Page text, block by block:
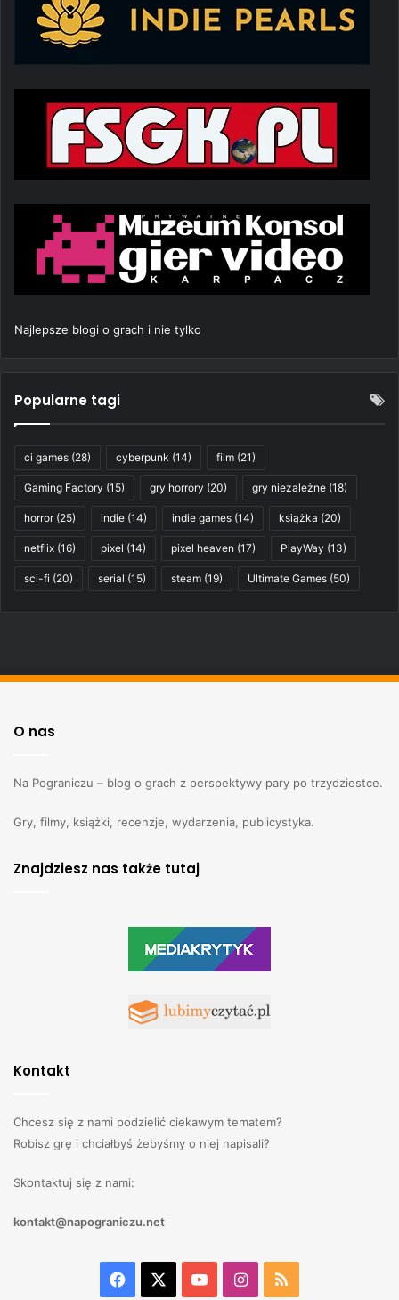
Najlepsze blogi o grach i nie tylko
Popularne tagi
ci games (28) cyberpunk (14) film (21)
Gaming Factory (15) gry horrory (20) gry niezależne (18)
horror(25) indie (14) indie games (14) książka (20)
netflix (16) pixel (14) pixel heaven (17) PlayWay (13)
sci-fi (20) serial (15) steam (19) Ultimate Games (50)
O nas
Na Pograniczu – blog o grach z perspektywy pary po trzydziestce.
Gry, filmy, książki, recenzje, wydarzenia, publicystyka.
Znajdziesz nas także tutaj
Kontakt
Chcesz się z nami podzielić ciekawym tematem?
Robisz grę i chciałbyś żebyśmy o niej napisali?
Skontaktuj się z nami:
kontakt@napograniczu.net
Facebook YouTubeInstagram